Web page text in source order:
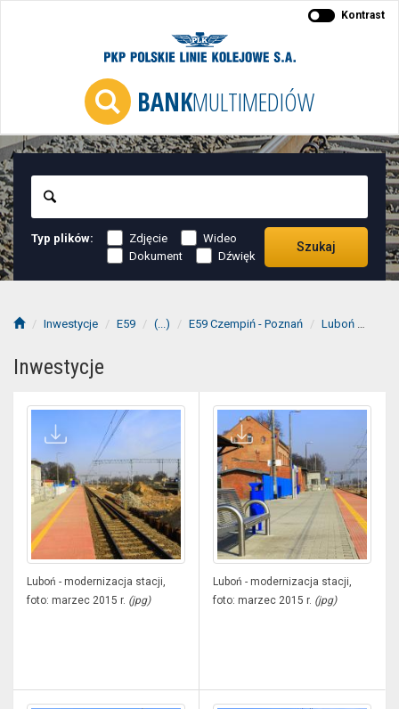
BANKMULTIMEDIÓW
Kontrast
Typ plików: Zdjęcie
Wideo
Dokument
Dźwięk
Szukaj
Inwestycje E59 (...) E59 Czempiń - Poznań Luboń
Inwestycje
Luboń - modernizacja stacji,
foto: marzec 2015 r. (jpg)
Luboń - modernizacja stacji,
foto: marzec 2015 r. (jpg)